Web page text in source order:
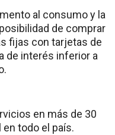
al consumo y la
de comprar
fijas con tarjetas de
de interés inferior a
en más de 30
todo el país.